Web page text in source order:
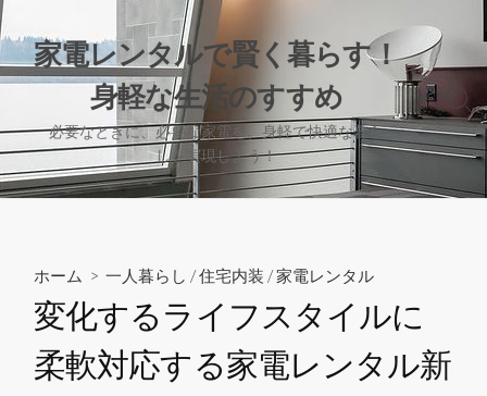
コ
ン
テ
へ
ス
キ
家電レンタルで賢く暮らす！
身軽な生活のすすめ
必要なときに、必要な家電を。身軽で快適な暮ら
しを実現しよう！
検
索
切
替
ホーム > 一人暮らし /住宅内装 /家電レンタル
変化するライフスタイルに
柔軟対応する家電レンタル新